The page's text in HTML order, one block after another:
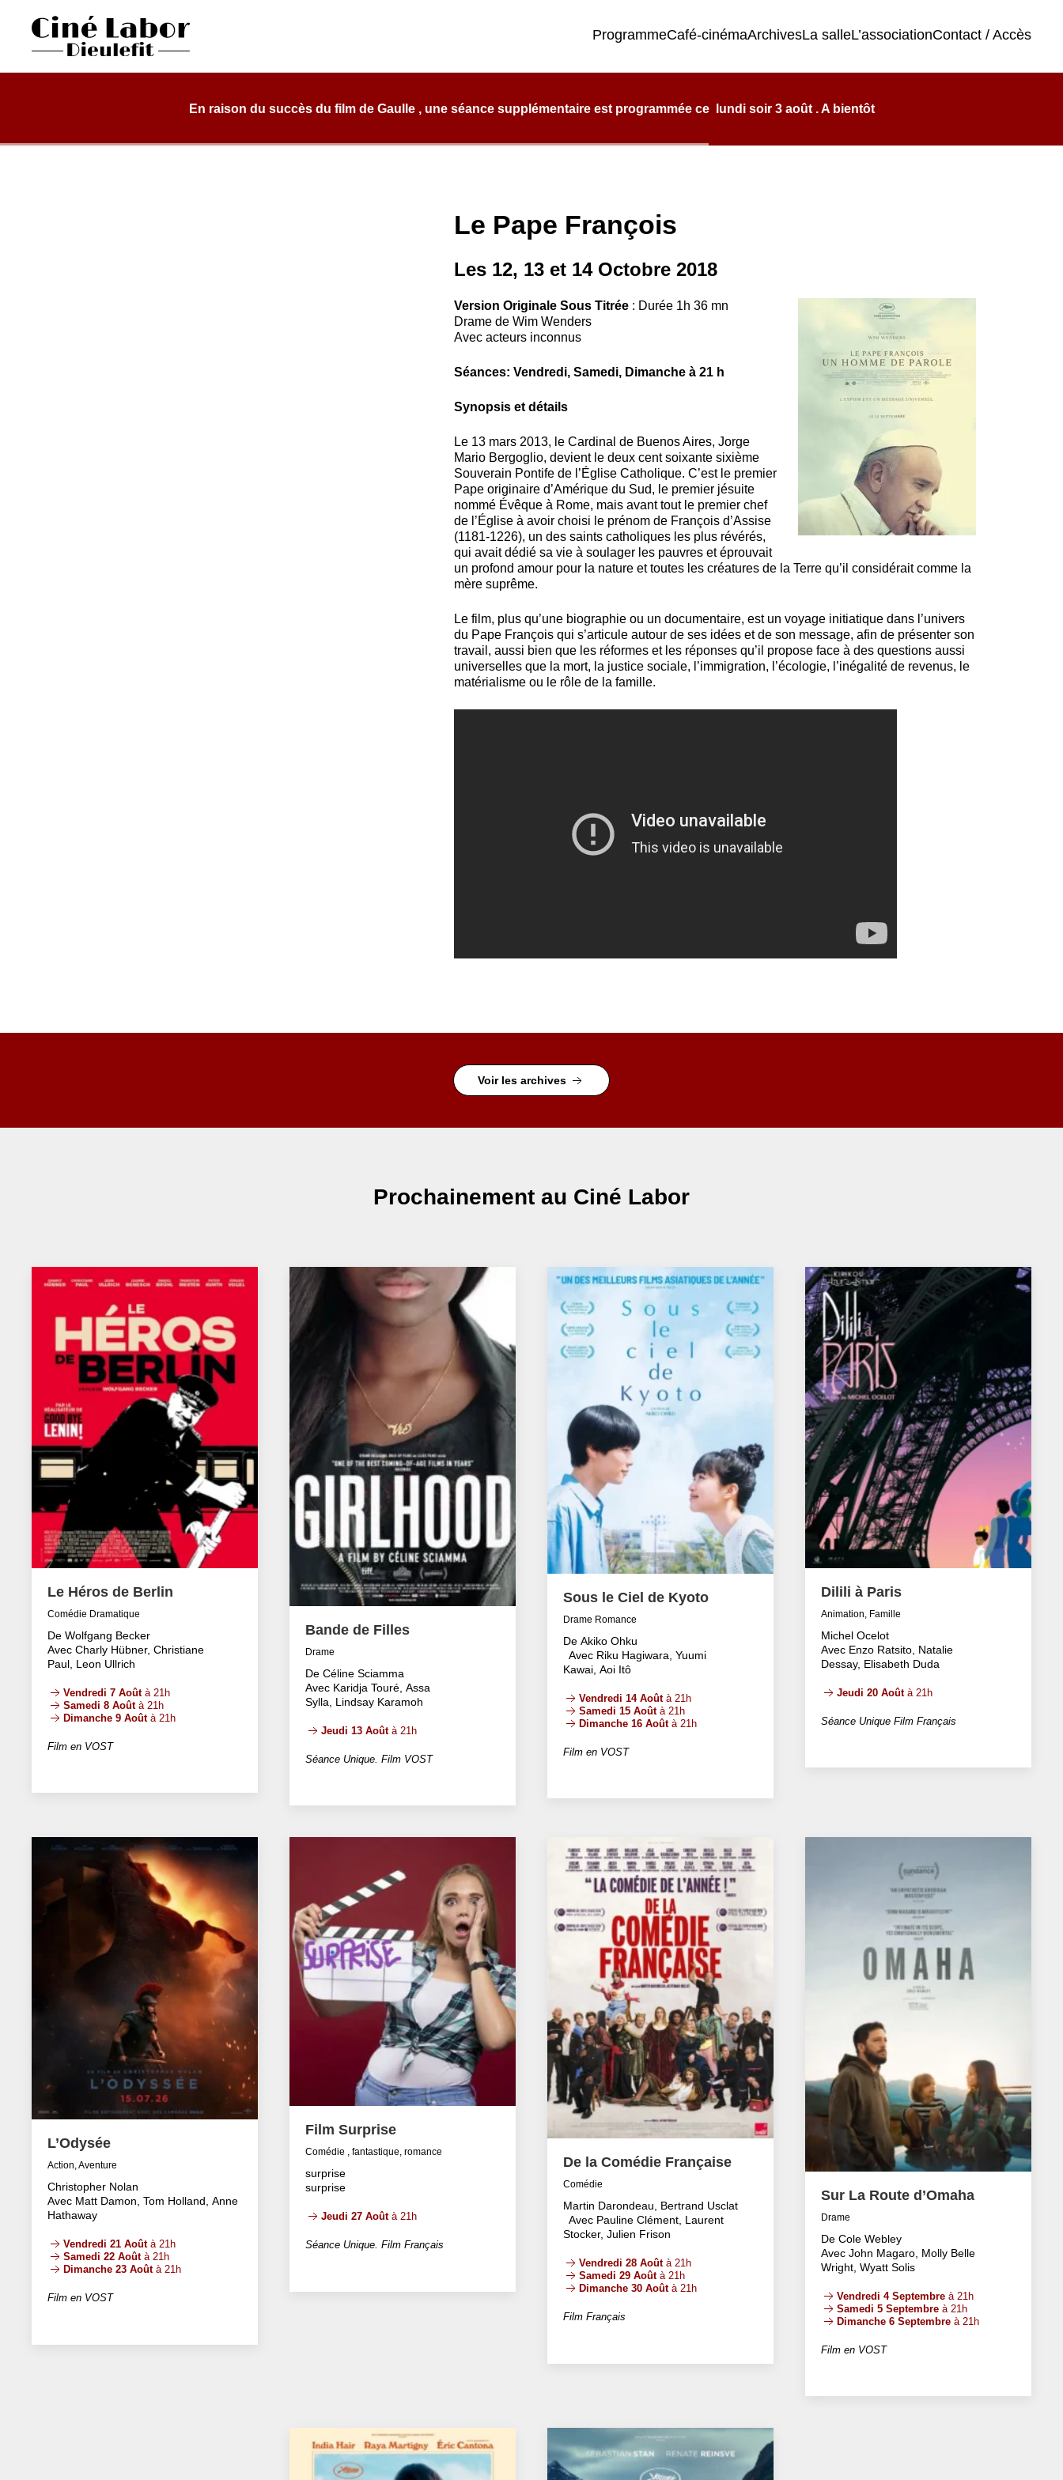
content
Cinéma Labor
ProgrammeCafé-cinémaArchivesLa salleL’associationContact / Accès
En raison du succès du film de Gaulle , une séance supplémentaire est programmée ce lundi soir 3 août . A bientôt
Le Pape François
Les 12, 13 et 14 Octobre 2018
Version Originale Sous Titrée: Durée 1h 36 mn
Drame de Wim Wenders
Avec acteurs inconnus
Séances: Vendredi, Samedi, Dimanche à 21 h
Synopsis et détails
Le 13 mars 2013, le Cardinal de Buenos Aires, Jorge
Mario Bergoglio, devient le deux cent soixante sixième
Souverain Pontife de l’Église Catholique. C’est le premier
Pape originaire d’Amérique du Sud, le premier jésuite
nommé Évêque à Rome, mais avant tout le premier chef
de l’Église à avoir choisi le prénom de François d’Assise
(1181-1226), un des saints catholiques les plus révérés,
qui avait dédié sa vie à soulager les pauvres et éprouvait
un profond amour pour la nature et toutes les créatures de la Terre qu’il considérait comme la
mère suprême.
Le film, plus qu’une biographie ou un documentaire, est un voyage initiatique dans l’univers
du Pape François qui s’articule autour de ses idées et de son message, afin de présenter son
travail, aussi bien que les réformes et les réponses qu’il propose face à des questions aussi
universelles que la mort, la justice sociale, l’immigration, l’écologie, l’inégalité de revenus, le
matérialisme ou le rôle de la famille.
Voir les archives
Prochainement au Ciné Labor
Le Héros de Berlin
Comédie Dramatique
De Wolfgang Becker
Avec Charly Hübner, Christiane
Paul, Leon Ullrich
Vendredi 7 Aoûtà 21h
Samedi 8 Aoûtà 21h
Dimanche 9 Aoûtà 21h
Film en VOST
Bande de Filles
Drame
De Céline Sciamma
Avec Karidja Touré, Assa
Sylla, Lindsay Karamoh
Jeudi 13 Aoûtà 21h
Séance Unique. Film VOST
Sous le Ciel de Kyoto
Drame Romance
De Akiko Ohku
Avec Riku Hagiwara, Yuumi
Kawai, Aoi Itô
Vendredi 14 Aoûtà 21h
Samedi 15 Aoûtà 21h
Dimanche 16 Aoûtà 21h
Film en VOST
Dilili à Paris
Animation, Famille
Michel Ocelot
Avec Enzo Ratsito, Natalie
Dessay, Elisabeth Duda
Jeudi 20 Aoûtà 21h
Séance Unique Film Français
L’Odysée
Action, Aventure
Christopher Nolan
Avec Matt Damon, Tom Holland, Anne
Hathaway
Vendredi 21 Aoûtà 21h
Samedi 22 Aoûtà 21h
Dimanche 23 Aoûtà 21h
Film en VOST
Film Surprise
Comédie , fantastique, romance
surprise
surprise
Jeudi 27 Aoûtà 21h
Séance Unique. Film Français
De la Comédie Française
Comédie
Martin Darondeau, Bertrand Usclat
Avec Pauline Clément, Laurent
Stocker, Julien Frison
Vendredi 28 Aoûtà 21h
Samedi 29 Aoûtà 21h
Dimanche 30 Aoûtà 21h
Film Français
Sur La Route d’Omaha
Drame
De Cole Webley
Avec John Magaro, Molly Belle
Wright, Wyatt Solis
Vendredi 4 Septembre à 21h
Samedi 5 Septembre à 21h
Dimanche 6 Septembre à 21h
Film en VOST